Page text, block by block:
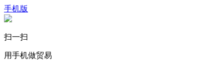
手机版
扫一扫
用手机做贸易